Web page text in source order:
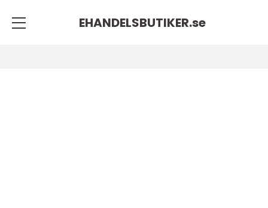
EHANDELSBUTIKER.se